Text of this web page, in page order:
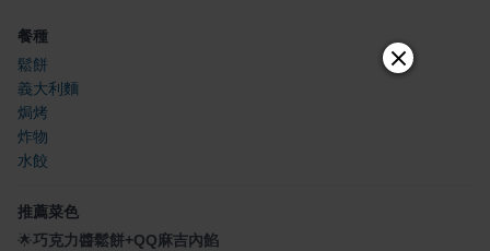
餐種
鬆餅
義大利麵
焗烤
炸物
水餃
推薦菜色
🌟巧克力醬鬆餅+QQ麻吉內餡